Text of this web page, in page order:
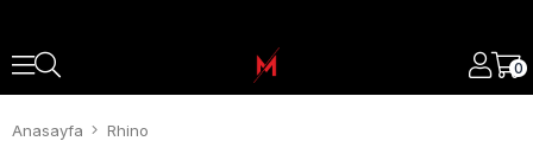
0
Anasayfa Rhino